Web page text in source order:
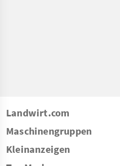
Landwirt.com
Maschinengruppen
Kleinanzeigen